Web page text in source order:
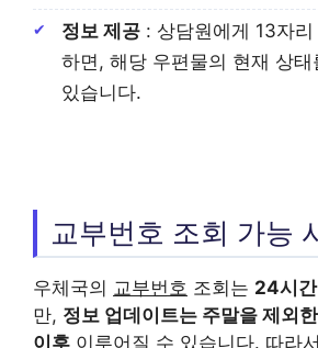
정보 제공 : 상담원에게 13자
하면, 해당 우편물의 현재 상
있습니다.
교부번호 조회 가능
우체국의 교부번호 조회는 24시
만, 정보 업데이트는 주말을 제외
이후 이루어질 수 있습니다. 따라